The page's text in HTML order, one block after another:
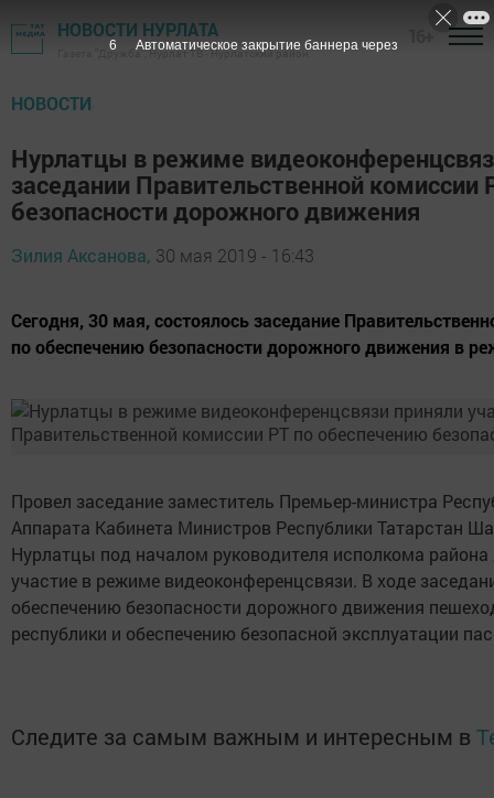
НОВОСТИ НУРЛАТА
Газета "Дружба", Нурлат ТВ - Нурлатский район
НОВОСТИ
Нурлатцы в режиме
заседании Правительственной комиссии
безопасности дорожного движения
Зилия Аксанова, 30 мая 2019 - 16:43
Сегодня, 30 мая, состоялось заседание
по обеспечению безопасности дорожного движения в
Провел заседание заместитель Премьер-министра
Аппарата Кабинета Министров Республики Татарстан
Нурлатцы под началом руководителя исполкома
участие в режиме видеоконференцсвязи. В ходе
обеспечению безопасности дорожного движения
республики и обеспечению безопасной эксплуатации
Следите за самым важным и интересным в
5 Автоматическое закрытие баннера через